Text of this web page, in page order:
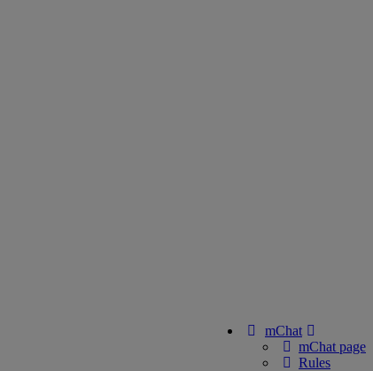
mChat
mChat page
Rules